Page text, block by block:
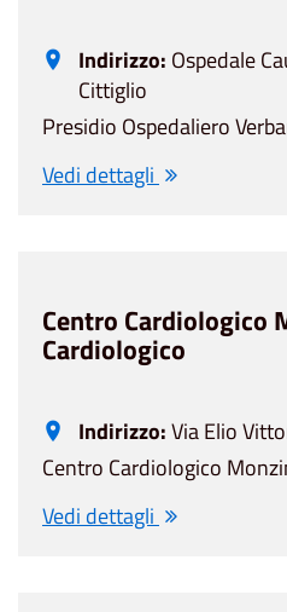
Indirizzo: Ospedale
Cittiglio
Presidio Ospedaliero
Vedi dettagli
Centro Cardiologico
Cardiologico
Indirizzo:Via Elio
Centro Cardiologico
Vedi dettagli